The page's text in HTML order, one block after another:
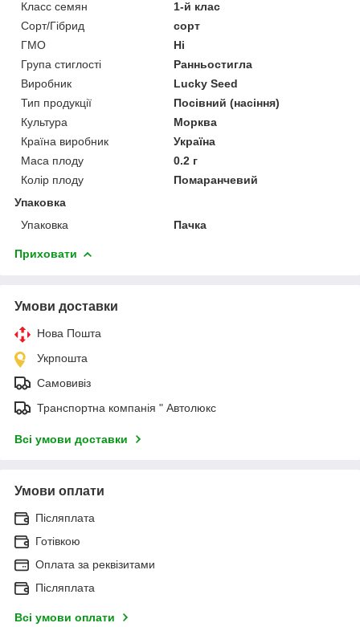
Класс семян
1-й клас
Сорт/Гібрид
сорт
ГМО
Ні
Група стиглості
Ранньостигла
Виробник
Lucky Seed
Тип продукції
Посівний (насіння)
Культура
Морква
Країна виробник
Україна
Маса плоду
0.2 г
Колір плоду
Помаранчевий
Упаковка
Упаковка
Пачка
Приховати
Умови доставки
Нова Пошта
Укрпошта
Самовивіз
Транспортна компанія " Автолюкс
Всі умови доставки
Умови оплати
Післяплата
Готівкою
Оплата за реквізитами
Післяплата
Всі умови оплати